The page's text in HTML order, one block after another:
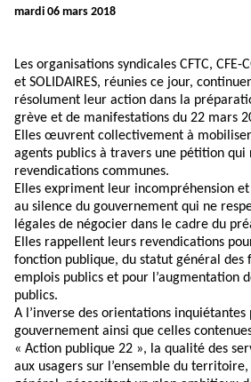
mardi 06 mars 2018
Les organisations syndicales CFTC, CFE-
et SOLIDAIRES, réunies ce jour,
résolument leur action dans la
grève et de manifestations du 22 mars
Elles œuvrent collectivement à
agents publics à travers une pétition qui
revendications communes.
Elles expriment leur incompréhension
au silence du gouvernement qui ne
légales de négocier dans le cadre du
Elles rappellent leurs revendications
fonction publique, du statut général des
emplois publics et pour l’augmentation
publics.
A l’inverse des orientations
gouvernement ainsi que celles
« Action publique 22 », la qualité des
aux usagers sur l’ensemble du